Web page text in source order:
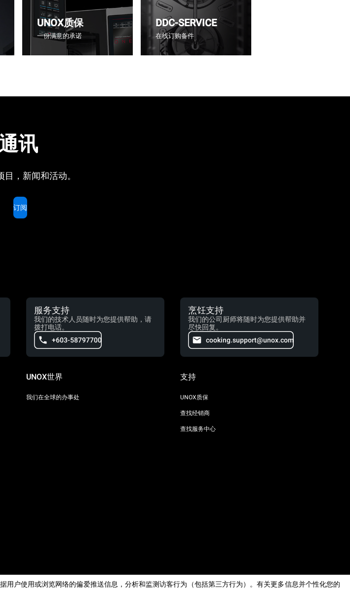
UNOX质保
一份满意的承诺
DDC-SERVICE
在线订购备件
讯
目，新闻和活动。
订阅
服务支持
我们的技术人员随时为您提供帮助，请
拨打电话。
+603-58797700
烹饪支持
我们的公司厨师将随时为您提供帮助并
尽快回复。
cooking.support@unox.com
UNOX世界
我们在全球的办事处
支持
UNOX质保
查找经销商
查找服务中心
户使用或浏览网络的偏爱推送信息，分析和监测访客行为（包括第三方行为）。有关更多信息并个性化您的